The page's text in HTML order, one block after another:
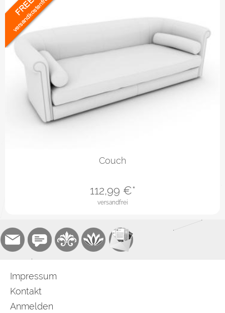
Couch
versandfrei
112,99 €*
Impressum
Kontakt
Anmelden